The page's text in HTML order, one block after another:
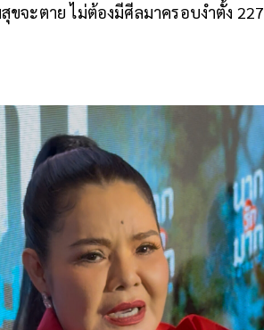
ขจะตาย ไม่ต้องมีศีลมาครอบงำตั้ง 227